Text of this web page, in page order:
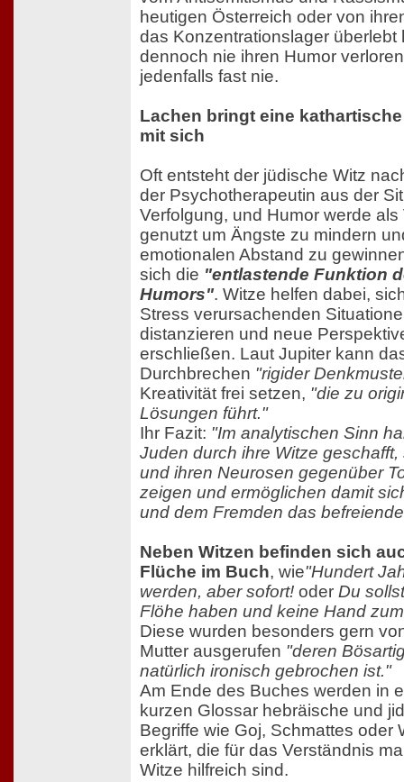
heutigen Österreich oder von
das Konzentrationslager überlebt
dennoch nie ihren Humor
jedenfalls fast nie.
Lachen bringt eine
mit sich
Oft entsteht der jüdische Witz
der Psychotherapeutin aus der
Verfolgung, und Humor werde als
genutzt um Ängste zu mindern
emotionalen Abstand zu
sich die "entlastende Funktion
Humors". Witze helfen dabei,
Stress verursachenden
distanzieren und neue
erschließen. Laut Jupiter kann
Durchbrechen "rigider
Kreativität frei setzen, "die zu
Lösungen führt."
Ihr Fazit: "Im analytischen Sinn
Juden durch ihre Witze geschafft,
und ihren Neurosen gegenüber
zeigen und ermöglichen damit
und dem Fremden das
Neben Witzen befinden sich
Flüche im Buch, wie"Hundert
werden, aber sofort! oder Du
Flöhe haben und keine Hand
Diese wurden besonders gern
Mutter ausgerufen "deren
natürlich ironisch gebrochen ist."
Am Ende des Buches werden in
kurzen Glossar hebräische und
Begriffe wie Goj, Schmattes oder
erklärt, die für das Verständnis
Witze hilfreich sind.